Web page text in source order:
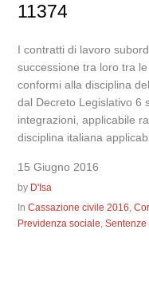
11374
I contratti di lavoro
successione tra loro tra
conformi alla disciplina
dal Decreto Legislativo 6
integrazioni, applicabile
disciplina italiana
15 Giugno 2016
by D'Isa
InCassazione civile 2016,
Previdenza sociale,Sentenze